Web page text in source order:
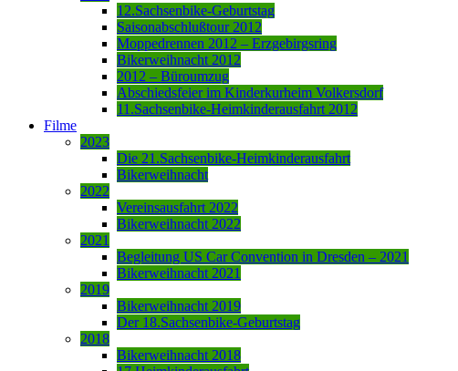
12.Sachsenbike-Geburtstag
Saisonabschlußtour 2012
Moppedrennen 2012 – Erzgebirgsring
Bikerweihnacht 2012
2012 – Büroumzug
Abschiedsfeier im Kinderkurheim Volkersdorf
11.Sachsenbike-Heimkinderausfahrt 2012
Filme
2023
Die 21.Sachsenbike-Heimkinderausfahrt
Bikerweihnacht
2022
Vereinsausfahrt 2022
Bikerweihnacht 2022
2021
Begleitung US Car Convention in Dresden – 2021
Bikerweihnacht 2021
2019
Bikerweihnacht 2019
Der 18.Sachsenbike-Geburtstag
2018
Bikerweihnacht 2018